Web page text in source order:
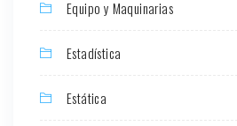
Equipo y Maquinarias
Estadística
Estática